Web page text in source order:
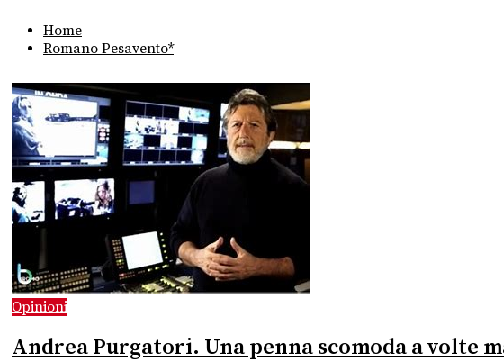
Home
Romano Pesavento*
Opinioni
Andrea Purgatori. Una penna scomoda a